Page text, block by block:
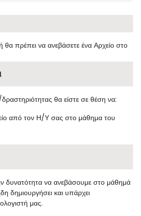
θα πρέπει να ανεβάσετε ένα Αρχείο στο
θα είστε σε θέση να:
από τον Η/Υ σας στο μάθημα του
δυνατότητα να ανεβάσουμε στο μάθημά
δημιουργήσει και υπάρχει
μας.